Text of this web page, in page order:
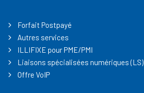
Forfait Postpayé
Autres services
ILLIFIXE pour PME/PMI
Liaisons spécialisées numériques (LS)
Offre VoIP